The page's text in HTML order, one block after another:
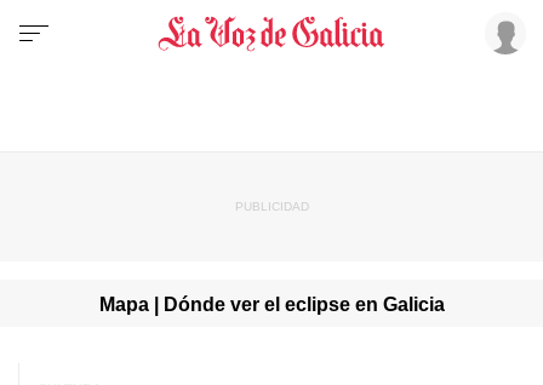
Mapa | Dónde ver el eclipse en Galicia